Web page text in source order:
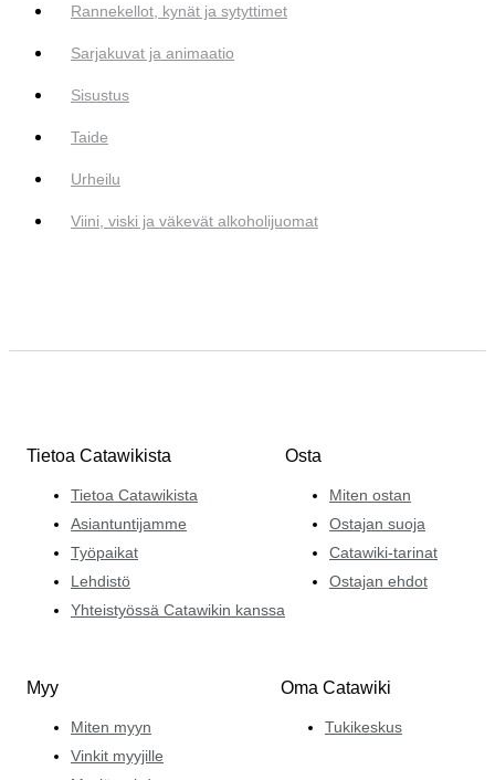
Rannekellot, kynät ja sytyttimet
Sarjakuvat ja animaatio
Sisustus
Taide
Urheilu
Viini, viski ja väkevät alkoholijuomat
Tietoa Catawikista
Tietoa Catawikista
Asiantuntijamme
Työpaikat
Lehdistö
Yhteistyössä Catawikin kanssa
Osta
Miten ostan
Ostajan suoja
Catawiki-tarinat
Ostajan ehdot
Myy
Miten myyn
Vinkit myyjille
Oma Catawiki
Tukikeskus